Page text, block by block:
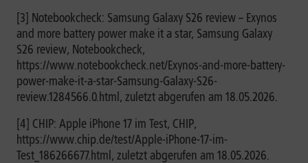
[3] Notebookcheck: Samsung Galaxy S26 review – Exynos
and more battery power make it a star, Samsung Galaxy
S26 review, Notebookcheck,
https://www.notebookcheck.net/Exynos-and-more-battery-
power-make-it-a-star-Samsung-Galaxy-S26-
review.1284566.0.html, zuletzt abgerufen am 18.05.2026.
[4] CHIP: Apple iPhone 17 im Test, CHIP,
https://www.chip.de/test/Apple-iPhone-17-im-
Test_186266677.html, zuletzt abgerufen am 18.05.2026.